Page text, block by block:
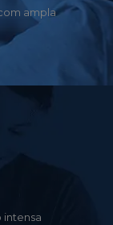
ampla
intensa